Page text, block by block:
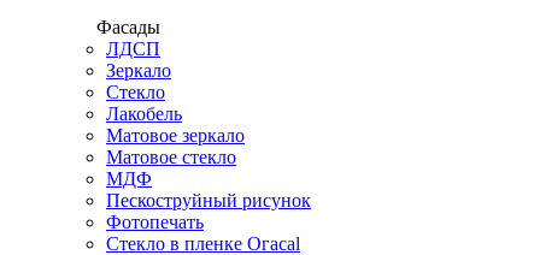
Фасады
ЛДСП
Зеркало
Стекло
Лакобель
Матовое зеркало
Матовое стекло
МДФ
Пескоструйный рисунок
Фотопечать
Стекло в пленке Огасаl